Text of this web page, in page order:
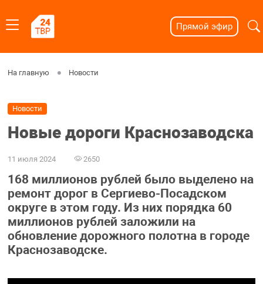
Прямой эфир
На главную Новости
Новости
Новые дороги Краснозаводска
11 июля 2024 2650
168 миллионов рублей было выделено на
ремонт дорог в Сергиево-Посадском
округе в этом году. Из них порядка 60
миллионов рублей заложили на
обновление дорожного полотна в городе
Краснозаводске.